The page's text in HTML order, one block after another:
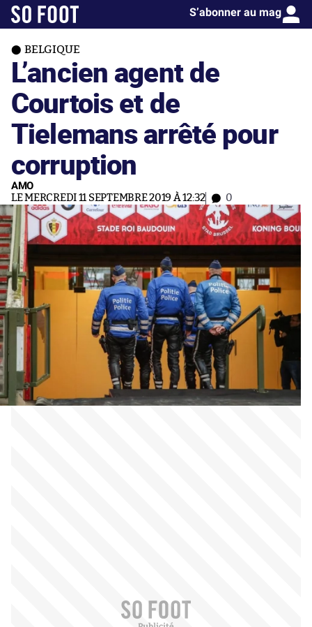
S’abonner au mag
BELGIQUE
L’ancien agent de
Courtois et de
Tielemans arrêté pour
corruption
AMO
LE MERCREDI 11 SEPTEMBRE 2019 À 12:32 0